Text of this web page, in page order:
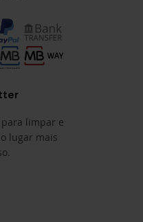
limpar e
lugar mais